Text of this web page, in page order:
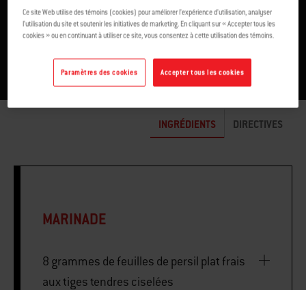
POUR 6 À 8 8-10 MIN
INGRÉDIENTS DIRECTIVES
MARINADE
8 grammes de feuilles de persil plat frais
aux tiges tendres ciselées
Ce site Web utilise des témoins (cookies) pour améliorer l’expérience d’utilisation, analyser
l’utilisation du site et soutenir les initiatives de marketing. En cliquant sur « Accepter tous les
cookies » ou en continuant à utiliser ce site, vous consentez à cette utilisation des témoins.
Accepter tous les cookies
Paramètres des cookies